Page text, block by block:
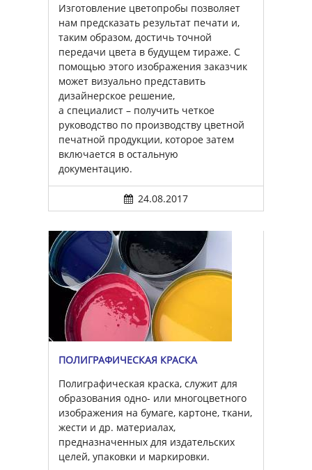
Изготовление цветопробы позволяет
нам предсказать результат печати и,
таким образом, достичь точной
передачи цвета в будущем тираже. С
помощью этого изображения заказчик
может визуально представить
дизайнерское решение,
а специалист – получить четкое
руководство по производству цветной
печатной продукции, которое затем
включается в остальную
документацию.
24.08.2017
ПОЛИГРАФИЧЕСКАЯ КРАСКА
Полиграфическая краска, служит для
образования одно- или многоцветного
изображения на бумаге, картоне, ткани,
жести и др. материалах,
предназначенных для издательских
целей, упаковки и маркировки.